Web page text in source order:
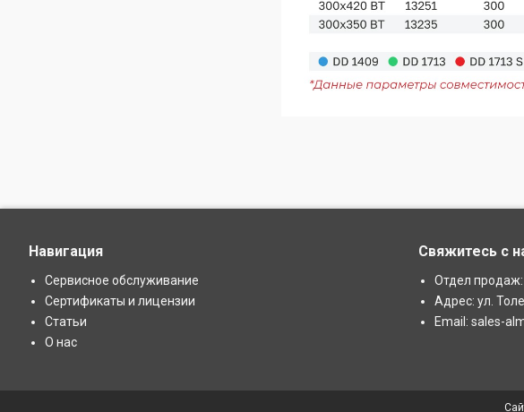
Навигация
Сервисное обслуживание
Сертификаты и лицензии
Статьи
О нас
Свяжитесь с
Отдел
Адрес: ул.
Email: sales-